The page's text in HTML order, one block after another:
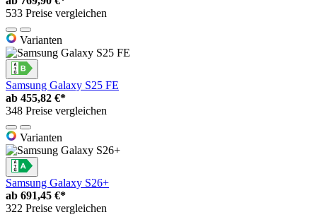
533 Preise vergleichen
Varianten
Samsung Galaxy S25 FE
ab 455,82 €*
348 Preise vergleichen
Varianten
Samsung Galaxy S26+
ab 691,45 €*
322 Preise vergleichen